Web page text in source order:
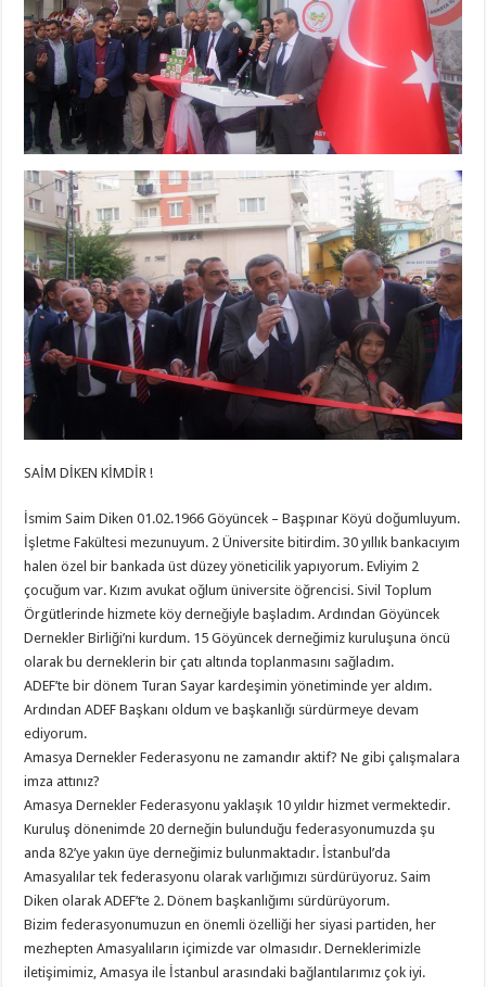
SAİM DİKEN KİMDİR !
İsmim Saim Diken 01.02.1966 Göyüncek – Başpınar Köyü doğumluyum.
İşletme Fakültesi mezunuyum. 2 Üniversite bitirdim. 30 yıllık bankacıyım
halen özel bir bankada üst düzey yöneticilik yapıyorum. Evliyim 2
çocuğum var. Kızım avukat oğlum üniversite öğrencisi. Sivil Toplum
Örgütlerinde hizmete köy derneğiyle başladım. Ardından Göyüncek
Dernekler Birliği’ni kurdum. 15 Göyüncek derneğimiz kuruluşuna öncü
olarak bu derneklerin bir çatı altında toplanmasını sağladım.
ADEF’te bir dönem Turan Sayar kardeşimin yönetiminde yer aldım.
Ardından ADEF Başkanı oldum ve başkanlığı sürdürmeye devam
ediyorum.
Amasya Dernekler Federasyonu ne zamandır aktif? Ne gibi çalışmalara
imza attınız?
Amasya Dernekler Federasyonu yaklaşık 10 yıldır hizmet vermektedir.
Kuruluş dönenimde 20 derneğin bulunduğu federasyonumuzda şu
anda 82’ye yakın üye derneğimiz bulunmaktadır. İstanbul’da
Amasyalılar tek federasyonu olarak varlığımızı sürdürüyoruz. Saim
Diken olarak ADEF’te 2. Dönem başkanlığımı sürdürüyorum.
Bizim federasyonumuzun en önemli özelliği her siyasi partiden, her
mezhepten Amasyalıların içimizde var olmasıdır. Derneklerimizle
iletişimimiz, Amasya ile İstanbul arasındaki bağlantılarımız çok iyi.